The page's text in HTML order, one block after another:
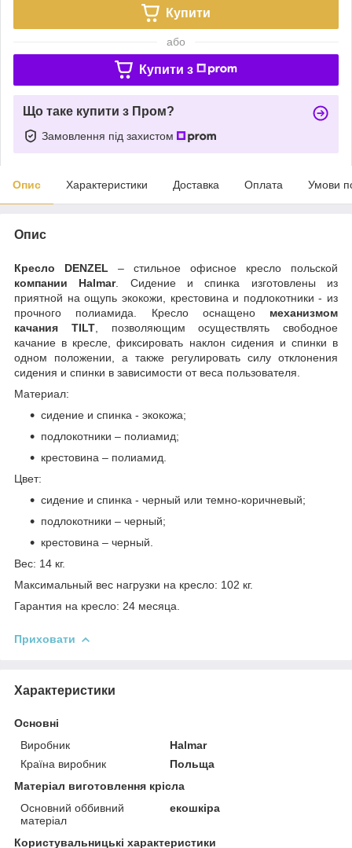
Купити
або
Купити з
Що таке купити з Пром?
Замовлення під захистом
Опис Характеристики Доставка Оплата Умови
Опис
Кресло DENZEL – стильное офисное кресло польской
компании Halmar. Сидение и спинка изготовлены из
приятной на ощупь экокожи, крестовина и подлокотники - из
прочного полиамида. Кресло оснащено механизмом
качания TILT, позволяющим осуществлять свободное
качание в кресле, фиксировать наклон сидения и спинки в
одном положении, а также регулировать силу отклонения
сидения и спинки в зависимости от веса пользователя.
Материал:
сидение и спинка - экокожа;
подлокотники – полиамид;
крестовина – полиамид.
Цвет:
сидение и спинка - черный или темно-коричневый;
подлокотники – черный;
крестовина – черный.
Вес: 14 кг.
Максимальный вес нагрузки на кресло: 102 кг.
Гарантия на кресло: 24 месяца.
Приховати
Характеристики
Основні
Виробник
Halmar
Країна виробник
Польща
Матеріал виготовлення крісла
Основний оббивний
матеріал
екошкіра
Користувальницькі характеристики